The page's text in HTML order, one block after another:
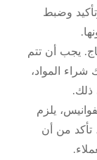
وضبط
يجب أن تتم
شراء المواد،
ذلك.
يلزم
من أن